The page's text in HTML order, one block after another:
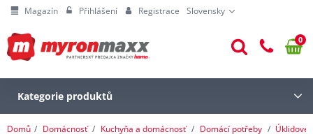
Magazín Přihlášení Registrace Slovensky
0
Kategorie produktů
Domů Domácnosť Kuchyňa a domácnosť Domácí potřeby Úklidové